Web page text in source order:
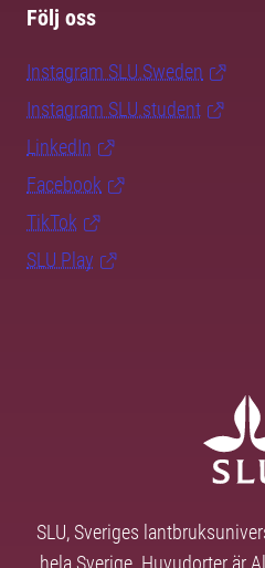
Följ oss
Instagram SLU.Sweden
Instagram SLU.student
LinkedIn
Facebook
TikTok
SLU Play
SLU, Sveriges
hela Sverige. Huvudorter är